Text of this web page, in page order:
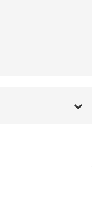
ょう。
00:20